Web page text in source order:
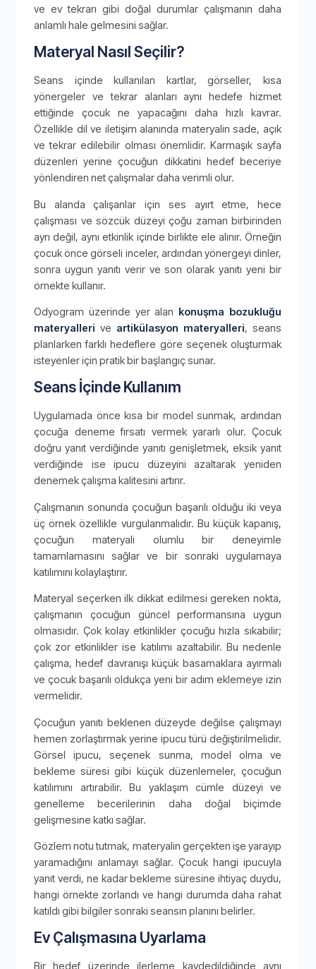
ve ev tekrarı gibi doğal durumlar çalışmanın daha
anlamlı hale gelmesini sağlar.
Materyal Nasıl Seçilir?
Seans içinde kullanılan kartlar, görseller, kısa
yönergeler ve tekrar alanları aynı hedefe hizmet
ettiğinde çocuk ne yapacağını daha hızlı kavrar.
Özellikle dil ve iletişim alanında materyalin sade, açık
ve tekrar edilebilir olması önemlidir. Karmaşık sayfa
düzenleri yerine çocuğun dikkatini hedef beceriye
yönlendiren net çalışmalar daha verimli olur.
Bu alanda çalışanlar için ses ayırt etme, hece
çalışması ve sözcük düzeyi çoğu zaman birbirinden
ayrı değil, aynı etkinlik içinde birlikte ele alınır. Örneğin
çocuk önce görseli inceler, ardından yönergeyi dinler,
sonra uygun yanıtı verir ve son olarak yanıtı yeni bir
örnekte kullanır.
Odyogram üzerinde yer alan konuşma bozukluğu
materyalleri ve artikülasyon materyalleri, seans
planlarken farklı hedeflere göre seçenek oluşturmak
isteyenler için pratik bir başlangıç sunar.
Seans İçinde Kullanım
Uygulamada önce kısa bir model sunmak, ardından
çocuğa deneme fırsatı vermek yararlı olur. Çocuk
doğru yanıt verdiğinde yanıtı genişletmek, eksik yanıt
verdiğinde ise ipucu düzeyini azaltarak yeniden
denemek çalışma kalitesini artırır.
Çalışmanın sonunda çocuğun başarılı olduğu iki veya
üç örnek özellikle vurgulanmalıdır. Bu küçük kapanış,
çocuğun materyali olumlu bir deneyimle
tamamlamasını sağlar ve bir sonraki uygulamaya
katılımını kolaylaştırır.
Materyal seçerken ilk dikkat edilmesi gereken nokta,
çalışmanın çocuğun güncel performansına uygun
olmasıdır. Çok kolay etkinlikler çocuğu hızla sıkabilir;
çok zor etkinlikler ise katılımı azaltabilir. Bu nedenle
çalışma, hedef davranışı küçük basamaklara ayırmalı
ve çocuk başarılı oldukça yeni bir adım eklemeye izin
vermelidir.
Çocuğun yanıtı beklenen düzeyde değilse çalışmayı
hemen zorlaştırmak yerine ipucu türü değiştirilmelidir.
Görsel ipucu, seçenek sunma, model olma ve
bekleme süresi gibi küçük düzenlemeler, çocuğun
katılımını artırabilir. Bu yaklaşım cümle düzeyi ve
genelleme becerilerinin daha doğal biçimde
gelişmesine katkı sağlar.
Gözlem notu tutmak, materyalin gerçekten işe yarayıp
yaramadığını anlamayı sağlar. Çocuk hangi ipucuyla
yanıt verdi, ne kadar bekleme süresine ihtiyaç duydu,
hangi örnekte zorlandı ve hangi durumda daha rahat
katıldı gibi bilgiler sonraki seansın planını belirler.
Ev Çalışmasına Uyarlama
Bir hedef üzerinde ilerleme kaydedildiğinde aynı